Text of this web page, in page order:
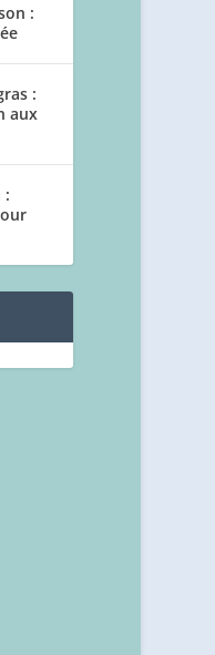
:
:
aux
: